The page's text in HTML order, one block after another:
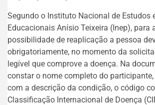
Segundo o Instituto Nacional de Estudos
Educacionais Anísio Teixeira (Inep), para
possibilidade de reaplicação a pessoa
obrigatoriamente, no momento da
legível que comprove a doença. Na
constar o nome completo do
com a descrição da condição, o código
Classificação Internacional de Doença